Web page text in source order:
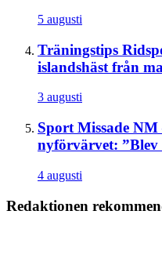
5 augusti
Träningstips
islandshäst från
3 augusti
Sport Missade
nyförvärvet:
4 augusti
Redaktionen